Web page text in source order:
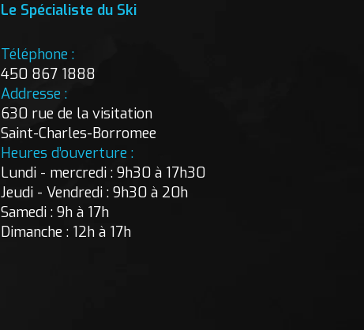
Le Spécialiste du Ski
Téléphone :
450 867 1888
Addresse :
630 rue de la visitation
Saint-Charles-Borromee
Heures d’ouverture :
Lundi - mercredi : 9h30 à 17h30
Jeudi - Vendredi : 9h30 à 20h
Samedi : 9h à 17h
Dimanche : 12h à 17h